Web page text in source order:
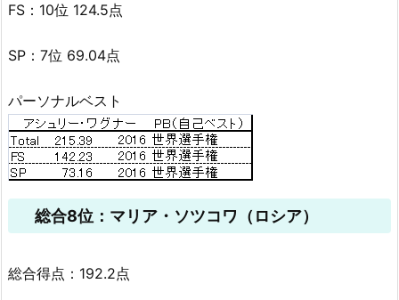
FS：10位 124.5点
SP：7位 69.04点
パーソナルベスト
総合8位：マリア・ソツコワ（ロシア）
総合得点：192.2点